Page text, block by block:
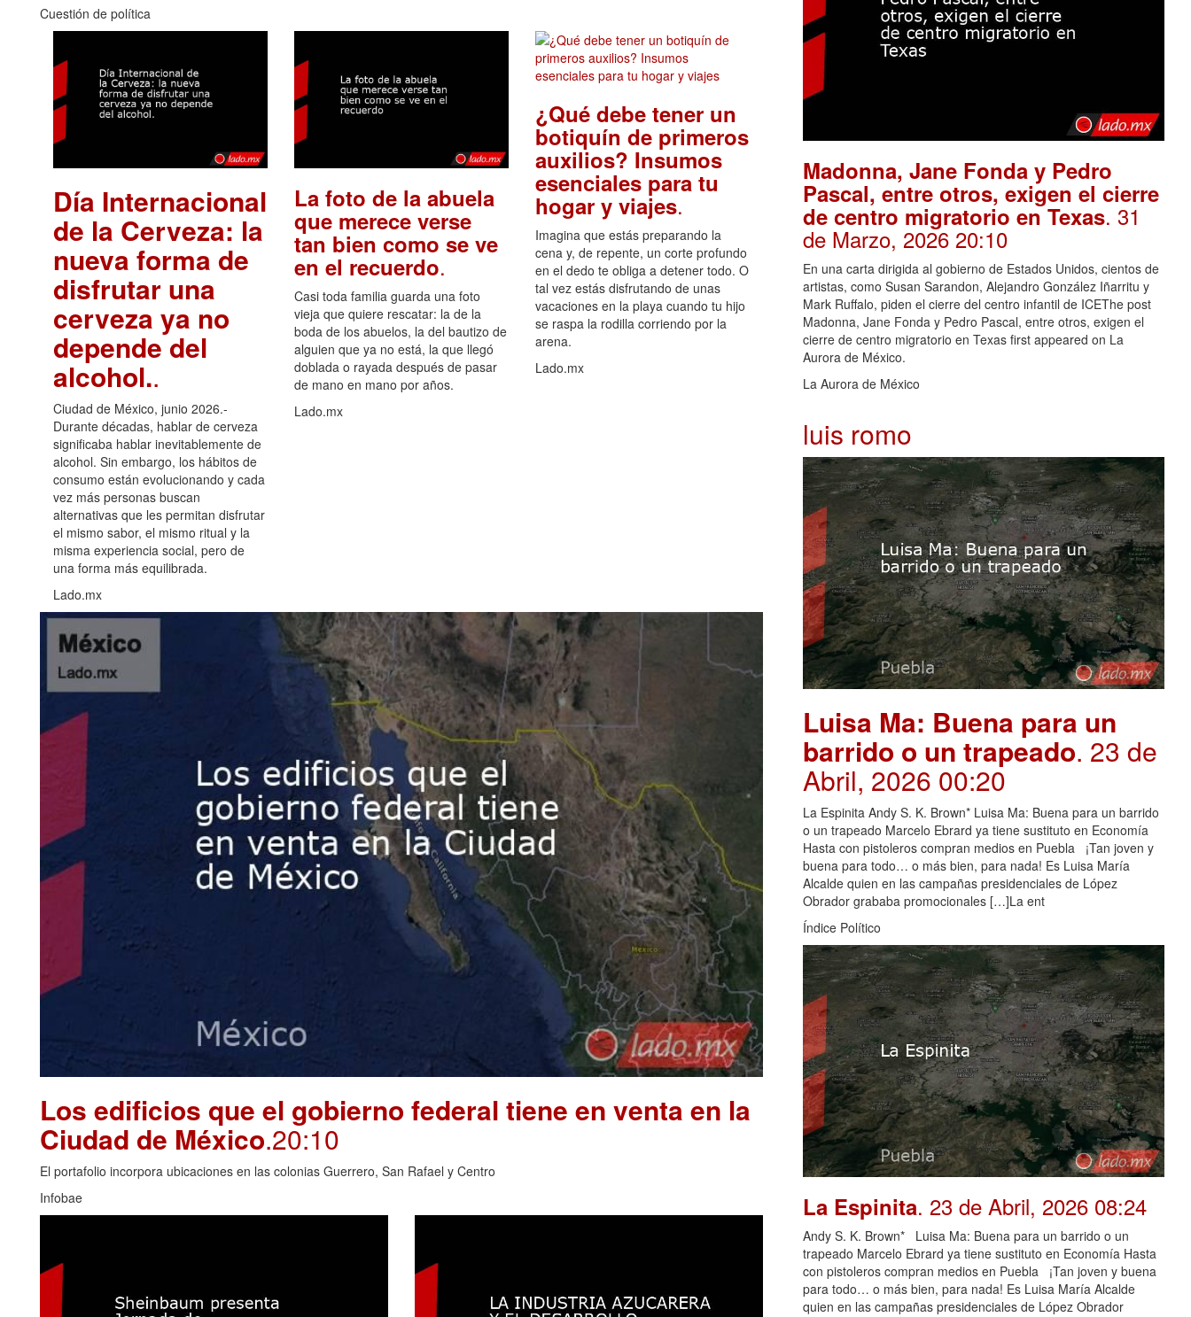
Cuestión de política
Día Internacional
de la Cerveza: la
nueva forma de
disfrutar una
cerveza ya no
depende del
alcohol..
Ciudad de México, junio 2026.-
Durante décadas, hablar de cerveza
significaba hablar inevitablemente de
alcohol. Sin embargo, los hábitos de
consumo están evolucionando y cada
vez más personas buscan
alternativas que les permitan disfrutar
el mismo sabor, el mismo ritual y la
misma experiencia social, pero de
una forma más equilibrada.
Lado.mx
La foto de la abuela
que merece verse
tan bien como se ve
en el recuerdo.
Casi toda familia guarda una foto
vieja que quiere rescatar: la de la
boda de los abuelos, la del bautizo de
alguien que ya no está, la que llegó
doblada o rayada después de pasar
de mano en mano por años.
Lado.mx
¿Qué debe tener un
botiquín de primeros
auxilios? Insumos
esenciales para tu
hogar y viajes.
Imagina que estás preparando la
cena y, de repente, un corte profundo
en el dedo te obliga a detener todo. O
tal vez estás disfrutando de unas
vacaciones en la playa cuando tu hijo
se raspa la rodilla corriendo por la
arena.
Lado.mx
Los edificios que el gobierno federal tiene en venta en la
Ciudad de México.20:10
El portafolio incorpora ubicaciones en las colonias Guerrero, San Rafael y Centro
Infobae
Madonna, Jane Fonda y Pedro
Pascal, entre otros, exigen el cierre
de centro migratorio en Texas. 31
de Marzo, 2026 20:10
En una carta dirigida al gobierno de Estados Unidos, cientos de
artistas, como Susan Sarandon, Alejandro González Iñarritu y
Mark Ruffalo, piden el cierre del centro infantil de ICEThe post
Madonna, Jane Fonda y Pedro Pascal, entre otros, exigen el
cierre de centro migratorio en Texas first appeared on La
Aurora de México.
La Aurora de México
luis romo
Luisa Ma: Buena para un
barrido o un trapeado. 23 de
Abril, 2026 00:20
La Espinita Andy S. K. Brown* Luisa Ma: Buena para un barrido
o un trapeado Marcelo Ebrard ya tiene sustituto en Economía
Hasta con pistoleros compran medios en Puebla ¡Tan joven y
buena para todo… o más bien, para nada! Es Luisa María
Alcalde quien en las campañas presidenciales de López
Obrador grababa promocionales […]La ent
Índice Político
La Espinita. 23 de Abril, 2026 08:24
Andy S. K. Brown* Luisa Ma: Buena para un barrido o un
trapeado Marcelo Ebrard ya tiene sustituto en Economía Hasta
con pistoleros compran medios en Puebla ¡Tan joven y buena
para todo… o más bien, para nada! Es Luisa María Alcalde
quien en las campañas presidenciales de López Obrador